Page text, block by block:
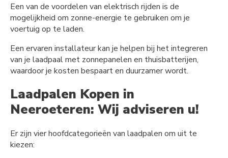
Een van de voordelen van elektrisch rijden is de
mogelijkheid om zonne-energie te gebruiken om je
voertuig op te laden.
Een ervaren installateur kan je helpen bij het integreren
van je laadpaal met zonnepanelen en thuisbatterijen,
waardoor je kosten bespaart en duurzamer wordt.
Laadpalen Kopen in
Neeroeteren: Wij adviseren u!
Er zijn vier hoofdcategorieën van laadpalen om uit te
kiezen: